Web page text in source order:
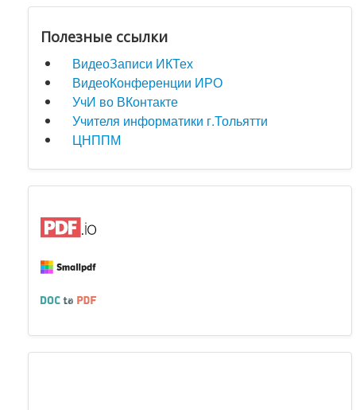
Полезные ссылки
ВидеоЗаписи ИКТех
ВидеоКонференции ИРО
УчИ во ВКонтакте
Учителя информатики г.Тольятти
ЦНППМ